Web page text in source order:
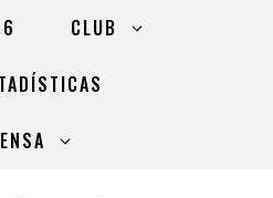
CLUB